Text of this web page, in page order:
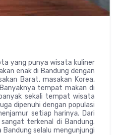
yang punya wisata kuliner
enak di Bandung dengan
Barat, masakan Korea,
tempat makan di
sekali tempat wisata
dipenuhi dengan populasi
setiap harinya. Dari
terkenal di Bandung.
selalu mengunjungi